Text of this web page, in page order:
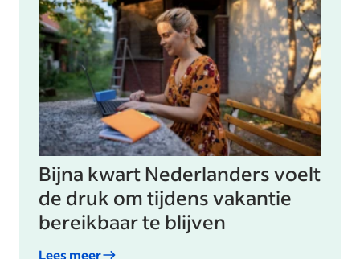
Bijna kwart Nederlanders voelt
de druk om tijdens vakantie
bereikbaar te blijven
Lees meer